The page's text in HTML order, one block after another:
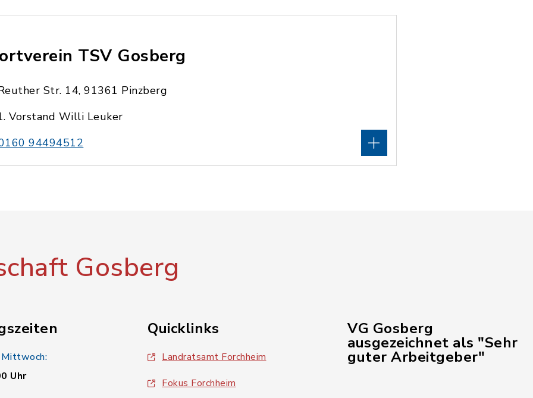
TSV Gosberg
Str. 14, 91361 Pinzberg
Vorstand Willi Leuker
94494512
Gosberg
Uhr
Quicklinks
Landratsamt Forchheim
Fokus Forchheim
VG Gosberg
ausgezeichnet als "Sehr
guter Arbeitgeber"